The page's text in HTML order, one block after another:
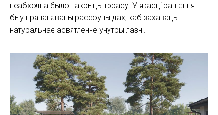
неабходна было накрыць тэрасу. У якасці рашэння
быў прапанаваны рассоўны дах, каб захаваць
натуральнае асвятленне ўнутры лазні.